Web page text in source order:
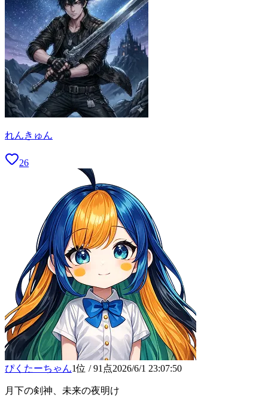
れんきゅん
26
ぴくたーちゃん1位 /91 点2026/6/1 23:07:50
月下の剣神、未来の夜明け